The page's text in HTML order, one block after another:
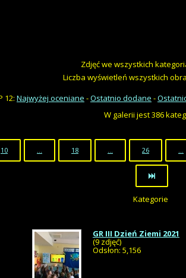
Zdjęć we wszystkich
Liczba wyświetleń wszystkich
12: Najwyżej oceniane -Ostatnio dodane -
W galerii jest 386
10 … 18 … 26 …
Kategorie
GR III Dzień Ziemi 2021
(9 zdjęć)
Odsłon: 5,156